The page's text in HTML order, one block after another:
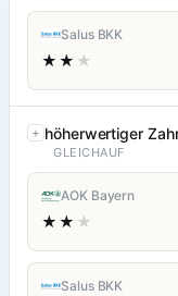
Salus BKK
★★ ★
höherwertiger
GLEICHAUF
AOK Bayern
★★ ★
Salus BKK